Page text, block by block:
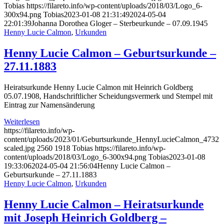
Tobias https://filareto.info/wp-content/uploads/2018/03/Logo_6-
300x94.png Tobias2023-01-08 21:31:492024-05-04
22:01:39Johanna Dorothea Gloger – Sterbeurkunde – 07.09.1945
Henny Lucie Calmon, Urkunden
Henny Lucie Calmon – Geburtsurkunde –
27.11.1883
Heiratsurkunde Henny Lucie Calmon mit Heinrich Goldberg
05.07.1908, Handschriftlicher Scheidungsvermerk und Stempel mit
Eintrag zur Namensänderung
Weiterlesen
https://filareto.info/wp-
content/uploads/2023/01/
scaled.jpg 2560 1918 Tobias https://filareto.info/wp-
content/uploads/2018/03/Logo_6-300x94.png Tobias2023-01-08
19:33:062024-05-04 21:56:04Henny Lucie Calmon –
Geburtsurkunde – 27.11.1883
Henny Lucie Calmon, Urkunden
Henny Lucie Calmon – Heiratsurkunde
mit Joseph Heinrich Goldberg –